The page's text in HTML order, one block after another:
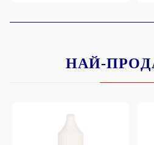
НАЙ-